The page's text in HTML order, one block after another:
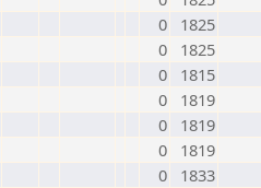
0
1825
0
1825
0
1815
0
1819
0
1819
0
1819
0
1833